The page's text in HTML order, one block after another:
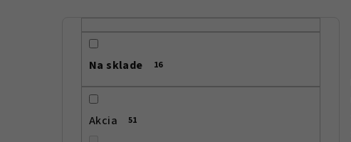
Na sklade 16
Akcia 51